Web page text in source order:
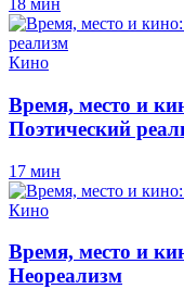
18 мин
Кино
Время, место и
Поэтический
17 мин
Кино
Время, место и
Неореализм